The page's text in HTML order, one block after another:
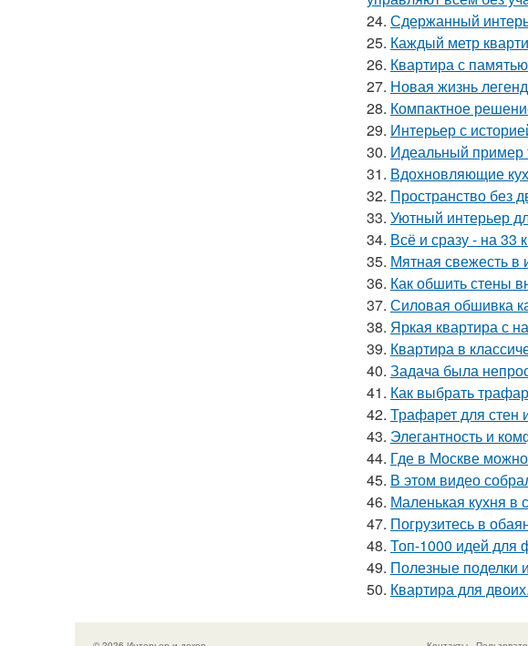
24. Сдержанный
25. Каждый метр
26. Квартира с
27. Новая жизнь
28. Компактное
29. Интерьер с
30. Идеальный пример
31. Вдохновляющие
32. Пространство без
33. Уютный интерьер
34. Всё и сразу - на 33
35. Мятная свежесть в
36. Как обшить стены
37. Силовая обшивка
38. Яркая квартира с
39. Квартира в
40. Задача была
41. Как выбрать
42. Трафарет для стен
43. Элегантность и
44. Где в Москве
45. В этом видео
46. Маленькая кухня в
47. Погрузитесь в
48. Топ-1000 идей для
49. Полезные поделки
50. Квартира для двоих.